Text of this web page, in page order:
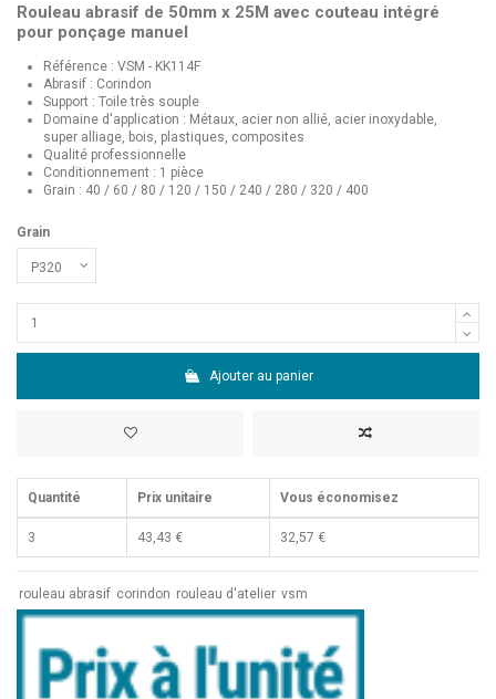
Rouleau abrasif de 50mm x 25M avec couteau intégré
pour ponçage manuel
Référence : VSM - KK114F
Abrasif : Corindon
Support : Toile très souple
Domaine d'application : Métaux, acier non allié, acier inoxydable,
super alliage, bois, plastiques, composites
Qualité professionnelle
Conditionnement : 1 pièce
Grain : 40 / 60 / 80 / 120 / 150 / 240 / 280 / 320 / 400
Grain
Ajouter au panier
Quantité Prix unitaire Vous économisez
3 43,43 € 32,57 €
rouleau abrasif corindon rouleau d'atelier vsm